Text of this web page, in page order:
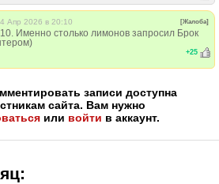
Апр 2026 в 20:10 [Жалоба]
Именно столько лимонов запросил Брок
+25
записи доступна
сайта. Вам нужно
или войти в аккаунт.